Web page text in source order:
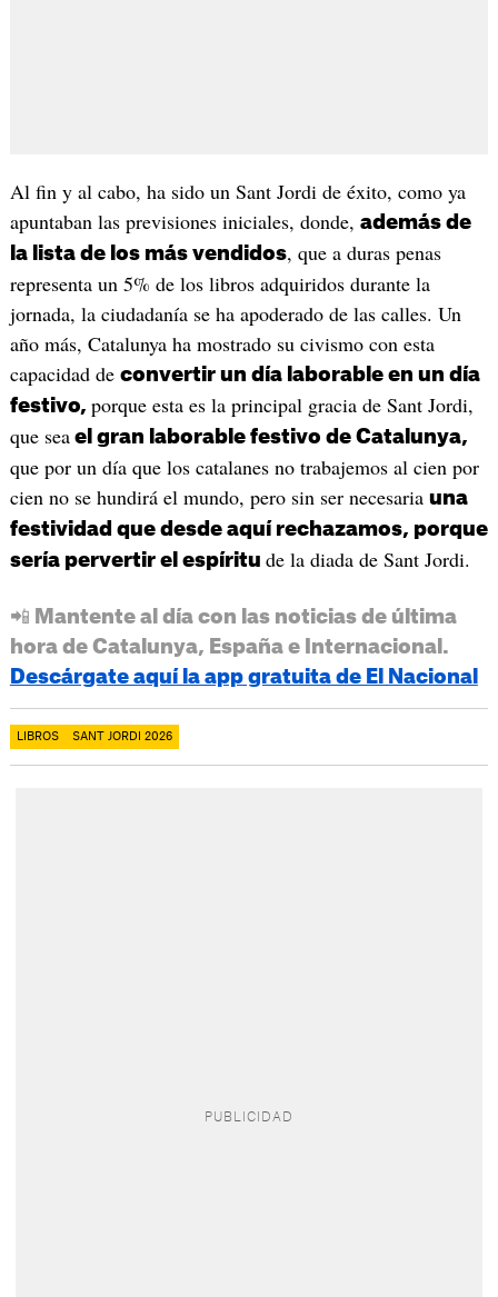
Al fin y al cabo, ha sido un Sant Jordi de éxito, como ya
apuntaban las previsiones iniciales, donde, además de
la lista de los más vendidos, que a duras penas
representa un 5% de los libros adquiridos durante la
jornada, la ciudadanía se ha apoderado de las calles. Un
año más, Catalunya ha mostrado su civismo con esta
capacidad de convertir un día laborable en un día
festivo, porque esta es la principal gracia de Sant Jordi,
que seael gran laborable festivo de Catalunya,
que por un día que los catalanes no trabajemos al cien por
cien no se hundirá el mundo, pero sin ser necesaria una
festividad que desde aquí rechazamos, porque
sería pervertir el espíritu de la diada de Sant Jordi.
📲 Mantente al día con las noticias de última
hora de Catalunya, España e Internacional.
Descárgate aquí la app gratuita de El Nacional
LIBROS SANT JORDI 2026